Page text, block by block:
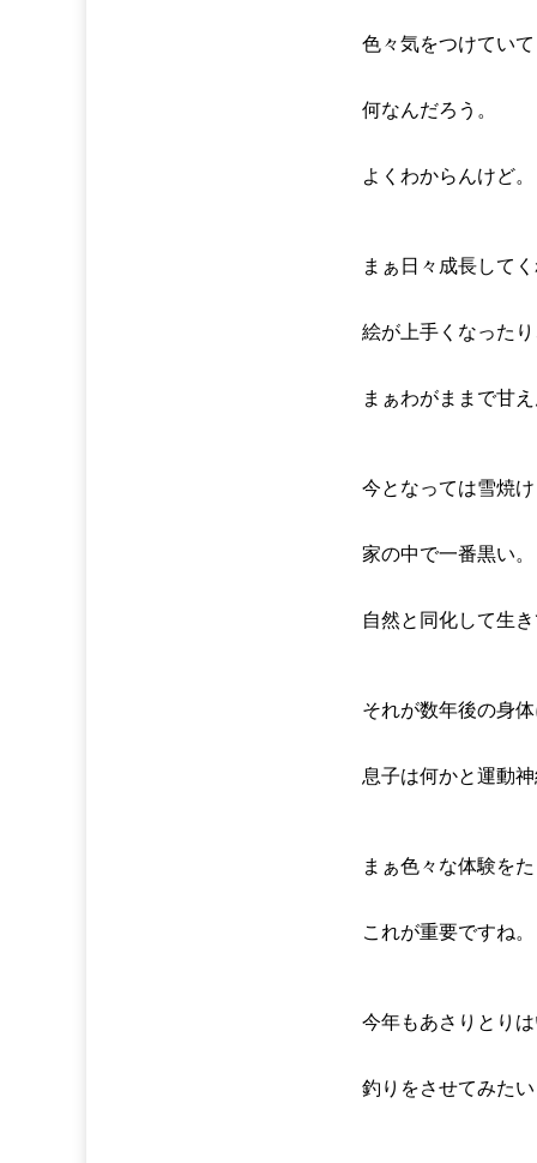
色々気をつけてい
何なんだろう。
よくわからんけど。
まぁ日々成長して
絵が上手くなった
まぁわがままで甘
今となっては雪焼
家の中で一番黒い。
自然と同化して生
それが数年後の身
息子は何かと運動
まぁ色々な体験を
これが重要ですね。
今年もあさりとり
釣りをさせてみた